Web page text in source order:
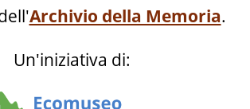
Archivio della Memoria.
Un'iniziativa di: